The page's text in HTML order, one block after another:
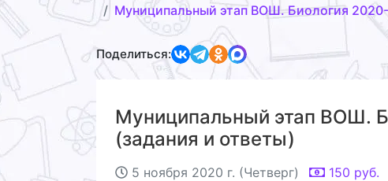
Муниципальный этап ВОШ. Биология
Поделиться:
Муниципальный этап ВОШ.
(задания и ответы)
5 ноября 2020 г. (Четверг) 150 руб.